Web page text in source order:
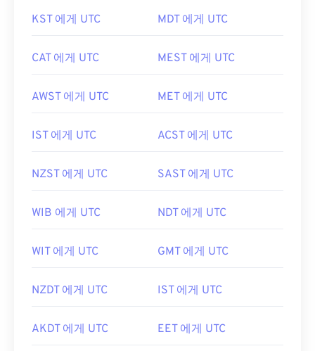
KST 에게 UTC MDT 에게 UTC
CAT 에게 UTC MEST 에게 UTC
AWST 에게 UTC MET 에게 UTC
IST 에게 UTC ACST 에게 UTC
NZST 에게 UTC SAST 에게 UTC
WIB 에게 UTC NDT 에게 UTC
WIT 에게 UTC GMT 에게 UTC
NZDT 에게 UTC IST 에게 UTC
AKDT 에게 UTC EET 에게 UTC